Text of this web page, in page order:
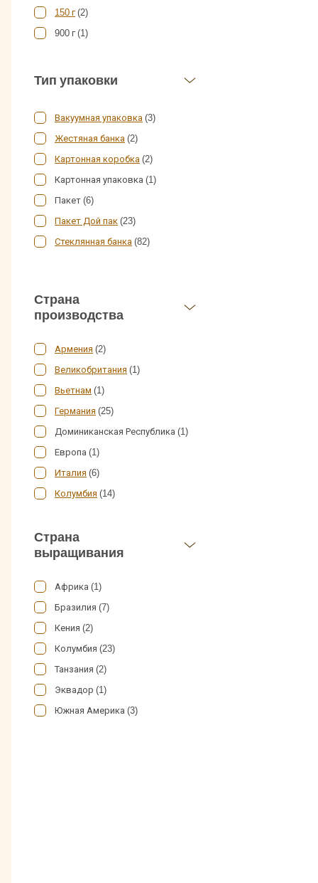
150 г(2)
900 г (1)
180 г (2)
95 г(24)
90 г (4)
85 г (3)
80 г (1)
75 г(7)
50 г (4)
Тип упаковки
Вакуумная упаковка (3)
Жестяная банка (2)
Картонная коробка (2)
Картонная упаковка (1)
Пакет (6)
Пакет Дой пак (23)
Стеклянная банка (82)
Страна
производства
Армения (2)
Великобритания (1)
Вьетнам (1)
Германия (25)
Доминиканская Республика (1)
Европа (1)
Италия (6)
Колумбия (14)
Россия
Швейцария(14)
Страна
выращивания
Африка (1)
Бразилия (7)
Кения (2)
Колумбия (23)
Танзания (2)
Эквадор (1)
Южная Америка (3)